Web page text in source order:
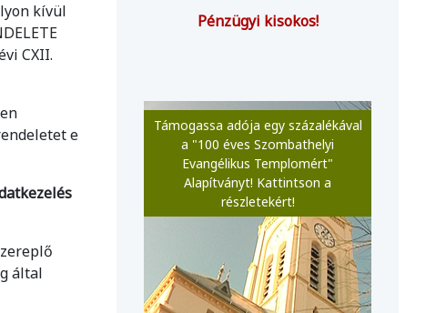
kívül
CXII.
e
által
Pénzügyi kisokos!
Támogassa adója egy százalékával
a "100 éves Szombathelyi
Evangélikus Templomért"
Alapítványt! Kattintson a
részletekért!